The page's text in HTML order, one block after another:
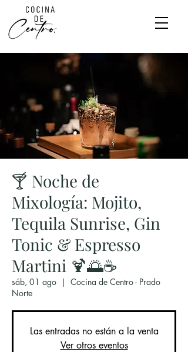
🍸 Noche de
Mixología: Mojito,
Tequila Sunrise, Gin
Tonic & Espresso
Martini 🍹🌅☕
sáb, 01 ago
  |
Cocina de Centro - Prado
Norte
Las entradas no están a la venta
Ver otros eventos